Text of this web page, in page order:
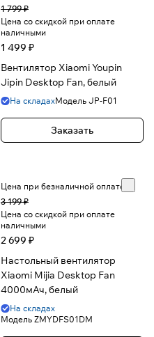
1 799 ₽
Цена со скидкой при оплате
наличными
1 499 ₽
Вентилятор Xiaomi Youpin
Jipin Desktop Fan, белый
На складахМодель JP-F01
Заказать
Цена при безналичной оплате
3 199 ₽
Цена со скидкой при оплате
наличными
2 699 ₽
Настольный вентилятор
Xiaomi Mijia Desktop Fan
4000мАч, белый
На складах
Модель ZMYDFS01DM